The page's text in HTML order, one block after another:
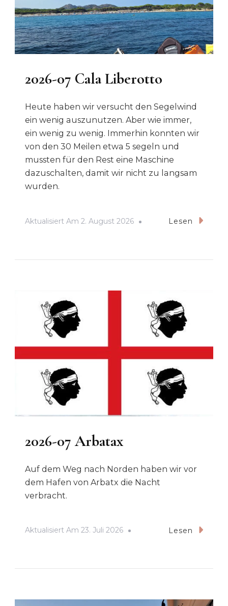
2026-07 Cala Liberotto
Heute haben wir versucht den Segelwind
ein wenig auszunutzen. Aber wie immer,
ein wenig zu wenig. Immerhin konnten wir
von den 30 Meilen etwa 5 segeln und
mussten für den Rest eine Maschine
dazuschalten, damit wir nicht zu langsam
wurden.
Aktualisiert Am 2. August 2026 Lesen
2026-07 Arbatax
Auf dem Weg nach Norden haben wir vor
dem Hafen von Arbatx die Nacht
verbracht.
Aktualisiert Am 23. Juli 2026 Lesen